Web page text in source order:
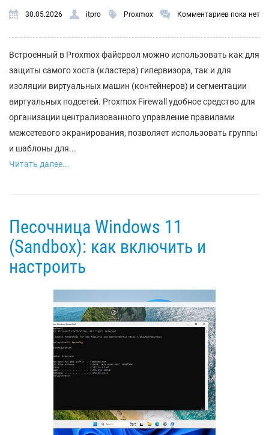
30.05.2026 itpro Proxmox Комментариев пока нет
Встроенный в Proxmox файервол можно использовать как для
защиты самого хоста (кластера) гипервизора, так и для
изоляции виртуальных машин (контейнеров) и сегментации
виртуальных подсетей. Proxmox Firewall удобное средство для
организации централизованного управление правилами
межсетевого экранирования, позволяет использовать группы
и шаблоны для...
Читать далее...
Песочница Windows 11
(Sandbox): как включить и
настроить